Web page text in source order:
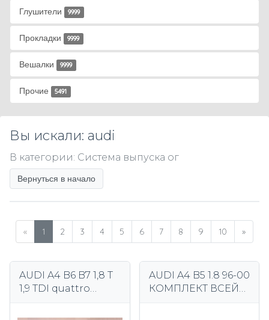
Глушители 9999
Прокладки 9999
Вешалки 9999
Прочие 5491
Вы искали: audi
В категории: Система выпуска ог
Вернуться в начало
« 1 2 3 4 5 6 7 8 9 10 »
AUDI A4 B6 B7 1,8 T
1,9 TDI quattro
средний конец
AUDI A4 B5 1.8 96-00
КОМПЛЕКТ ВСЕЙ